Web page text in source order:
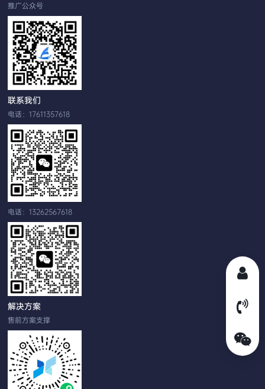
推广公众号
联系我们
电话：17611357618
电话：13262567618
解决方案
售前方案支撑